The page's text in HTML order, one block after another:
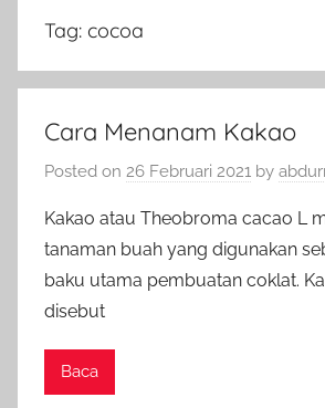
Tag: cocoa
Cara Menanam Kakao
Posted on 26 Februari 2021 by
Kakao atau Theobroma cacao L
tanaman buah yang digunakan
baku utama pembuatan coklat.
disebut
Baca